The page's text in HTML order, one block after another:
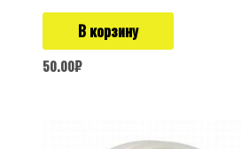
В корзину
50.00₽